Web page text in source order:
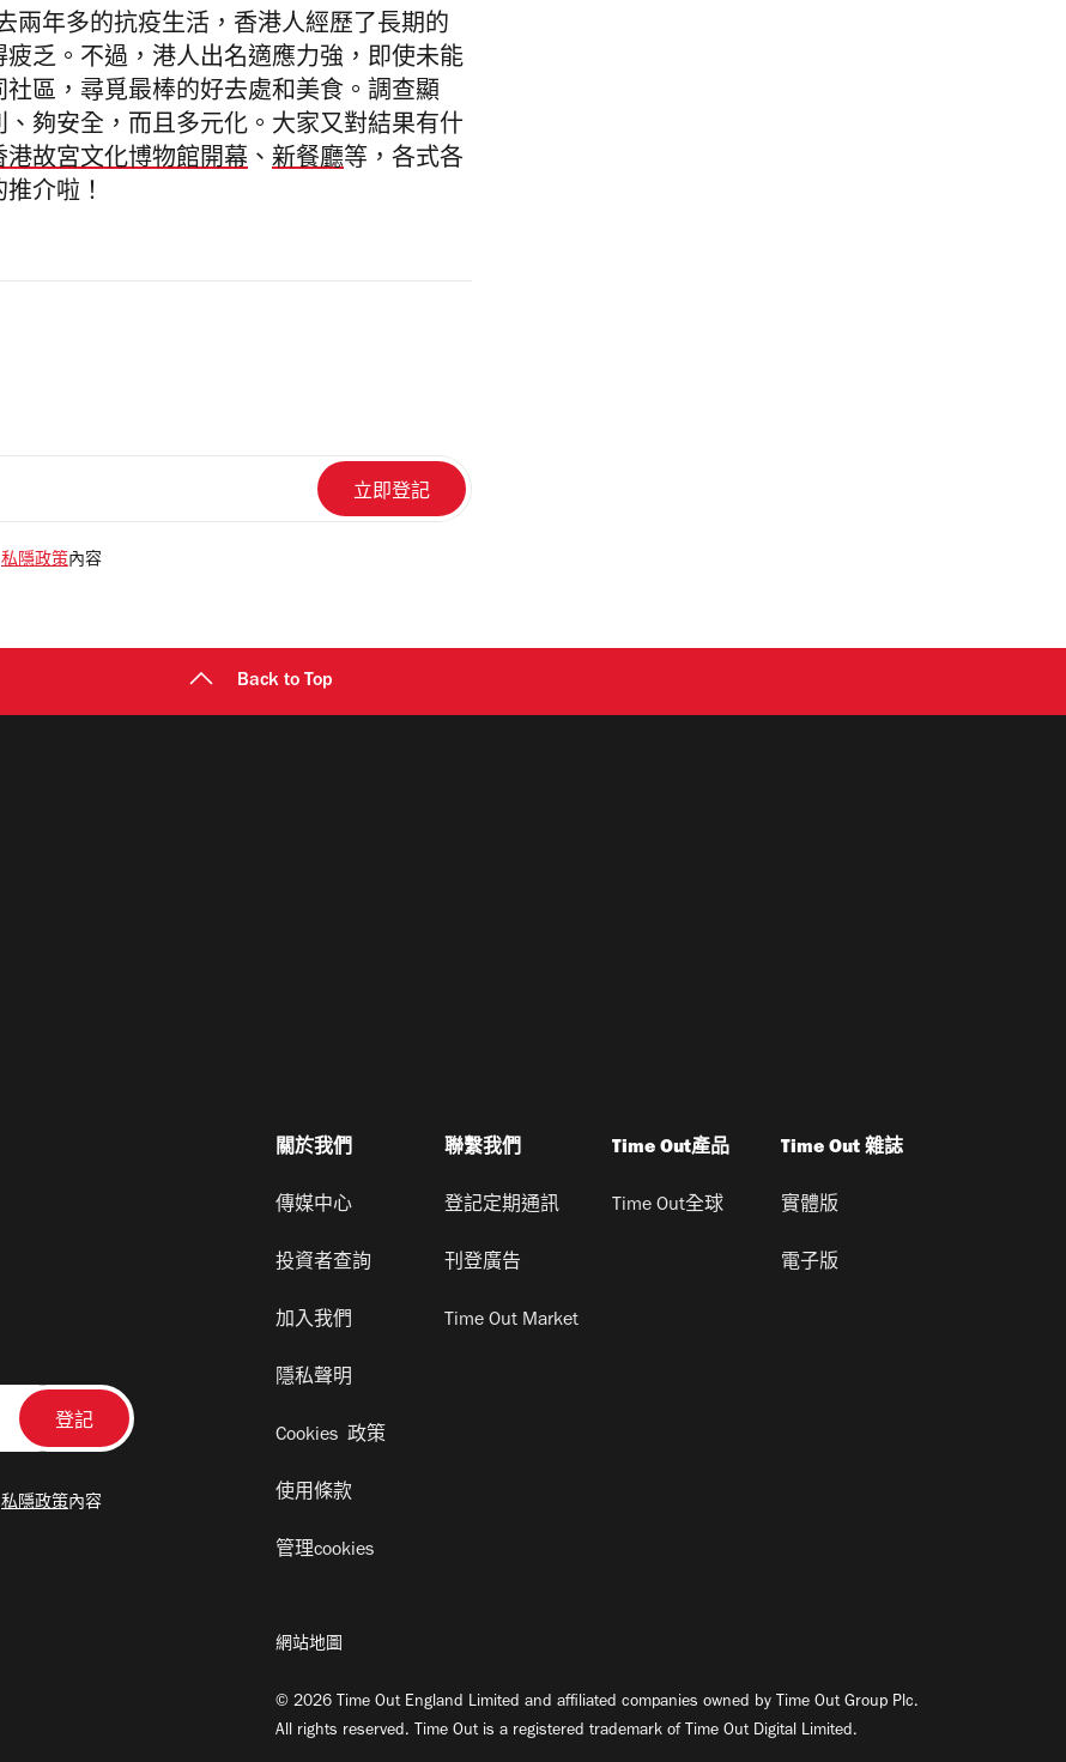
兩年多的抗疫生活，香港人經歷了長期的
乏。不過，港人出名適應力強，即使未能
區，尋覓最棒的好去處和美食。調查顯
夠安全，而且多元化。大家又對結果有什
港故宮文化博物館開幕 、 新餐廳等，各式各
介啦！
私隱政策內容
Back to Top
私隱政策內容
關於我們
傳媒中心
投資者查詢
加入我們
隱私聲明
Cookies 政策
使用條款
管理cookies
聯繫我們
登記定期通訊
刊登廣告
Time Out Market
Time Out產品
Time Out全球
Time Out 雜誌
實體版
電子版
網站地圖
© 2026 Time Out England Limited and affiliated companies owned by Time Out Group Plc.
All rights reserved. Time Out is a registered trademark of Time Out Digital Limited.